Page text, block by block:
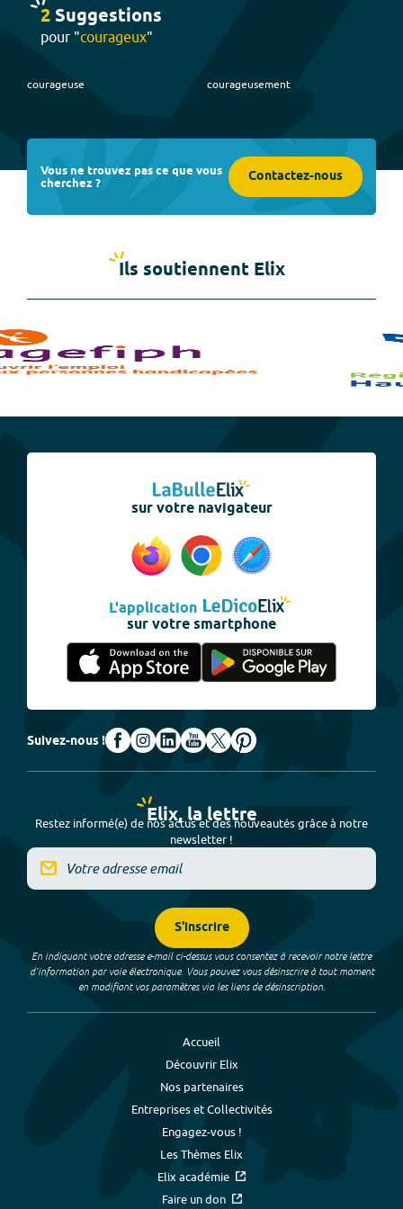
2Suggestions
pour "courageux"
courageuse courageusement
Vous ne trouvez pas ce que vous
cherchez ? Contactez-nous
Ils soutiennent Elix
sur votre navigateur
L'application
sur votre smartphone
Suivez-nous !
Elix, la lettre
Restez informé(e) de nos actus et des nouveautés grâce à notre
newsletter !
S'inscrire
En indiquant votre adresse e-mail ci-dessus vous consentez à recevoir notre lettre
d’information par voie électronique. Vous pouvez vous désinscrire à tout moment
en modifiant vos paramètres via les liens de désinscription.
Accueil
Découvrir Elix
Nos partenaires
Entreprises et Collectivités
Engagez-vous !
Les Thèmes Elix
Elix académie
Faire un don